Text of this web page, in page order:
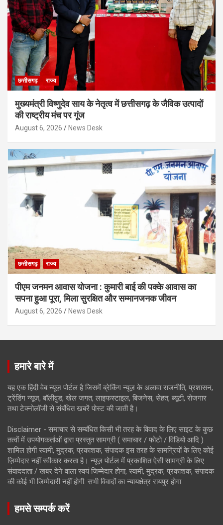
छत्तीसगढ़ राज्य
मुख्यमंत्री विष्णुदेव साय के नेतृत्व में छत्तीसगढ़ के जैविक उत्पादों
की राष्ट्रीय मंच पर गूंज
August 6, 2026 News Desk
छत्तीसगढ़ राज्य
पीएम जनमन आवास योजना : कुमारी बाई की पक्के आवास का
सपना हुआ पूरा, मिला सुरक्षित और सम्मानजनक जीवन
August 6, 2026 News Desk
हमारे बारे में
यह एक हिंदी वेब न्यूज़ पोर्टल है जिसमें ब्रेकिंग न्यूज़ के अलावा राजनीति, प्रशासन,
ट्रेंडिंग न्यूज, बॉलीवुड, खेल जगत, लाइफस्टाइल, बिजनेस, सेहत, ब्यूटी, रोजगार
तथा टेक्नोलॉजी से संबंधित खबरें पोस्ट की जाती है।
Disclaimer - समाचार से सम्बंधित किसी भी तरह के विवाद के लिए साइट के कुछ
तत्वों में उपयोगकर्ताओं द्वारा प्रस्तुत सामग्री ( समाचार / फोटो / विडियो आदि )
शामिल होगी स्वामी, मुद्रक, प्रकाशक, संपादक इस तरह के सामग्रियों के लिए कोई
ज़िम्मेदार नहीं स्वीकार करता है। न्यूज़ पोर्टल में प्रकाशित ऐसी सामग्री के लिए
संवाददाता / खबर देने वाला स्वयं जिम्मेदार होगा, स्वामी, मुद्रक, प्रकाशक, संपादक
की कोई भी जिम्मेदारी नहीं होगी. सभी विवादों का न्यायक्षेत्र रायपुर होगा
हमसे सम्पर्क करें